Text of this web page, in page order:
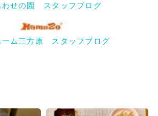
わせの園 スタッフブログ
ーム三方原 スタッフブログ